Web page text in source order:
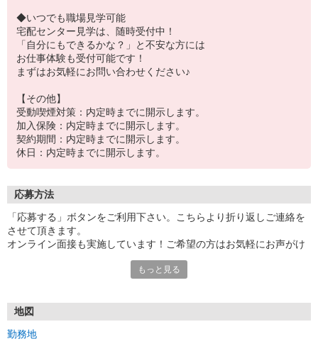
◆いつでも職場見学可能
宅配センター見学は、随時受付中！
「自分にもできるかな？」と不安な方には
お仕事体験も受付可能です！
まずはお気軽にお問い合わせください♪
【その他】
受動喫煙対策：内定時までに開示します。
加入保険：内定時までに開示します。
契約期間：内定時までに開示します。
休日：内定時までに開示します。
応募方法
「応募する」ボタンをご利用下さい。こちらより折り返しご連絡を
させて頂きます。
オンライン面接も実施しています！ご希望の方はお気軽にお声がけ
もっと見る
地図
勤務地